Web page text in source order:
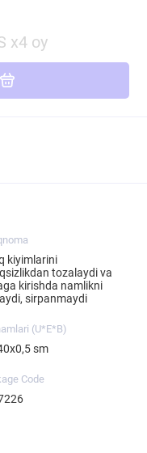
x4 oy
kiyimlarini
tozalaydi va
kirishda namlikni
sirpanmaydi
(U*E*B)
sm
Code